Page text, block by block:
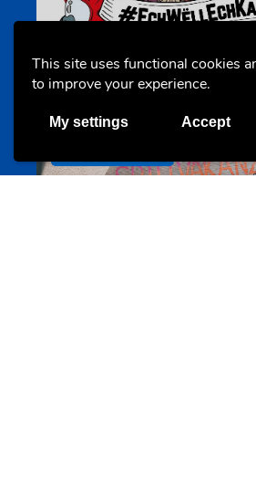
This site uses functional cookies
to improve your experience.
My settings Accept
Annuaire d’activités pour jeunes
echwellechkann.lu